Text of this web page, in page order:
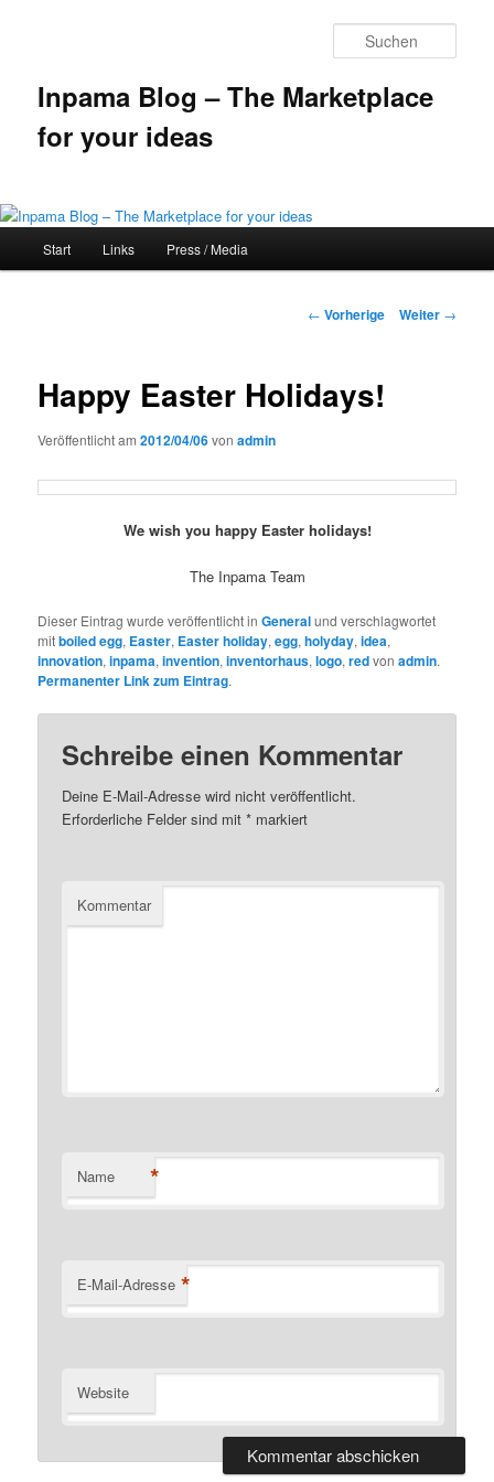
Inpama Blog – The Marketplace
for your ideas
Zum
Start Links Press / Media
Beitrags-
← Vorherige Weiter →
Happy Easter Holidays!
Veröffentlicht am2012/04/06vonadmin
We wish you happy Easter holidays!
The Inpama Team
Dieser Eintrag wurde veröffentlicht inGeneralund verschlagwortet
mitboiled egg, Easter, Easter holiday,egg,holyday,idea,
innovation,inpama,invention,inventorhaus,logo,redvonadmin.
Permanenter Link zum Eintrag.
Schreibe einen Kommentar
Deine E-Mail-Adresse wird nicht veröffentlicht.
Erforderliche Felder sind mit* markiert
Kommentar
Name *
E-Mail-Adresse *
Website